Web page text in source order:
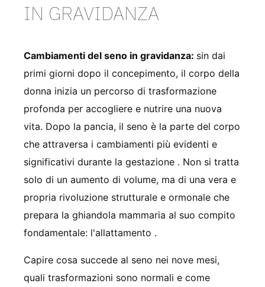
IN GRAVIDANZA
Cambiamenti del seno in gravidanza: sin dai
primi giorni dopo il concepimento, il corpo della
donna inizia un percorso di trasformazione
profonda per accogliere e nutrire una nuova
vita. Dopo la pancia, il seno è la parte del corpo
che attraversa i cambiamenti più evidenti e
significativi durante la gestazione . Non si tratta
solo di un aumento di volume, ma di una vera e
propria rivoluzione strutturale e ormonale che
prepara la ghiandola mammaria al suo compito
fondamentale: l'allattamento .
Capire cosa succede al seno nei nove mesi,
quali trasformazioni sono normali e come